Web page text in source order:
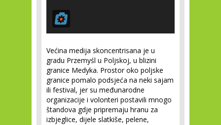
Većina medija skoncentrisana je u
gradu Przemyśl u Poljskoj, u blizini
granice Medyka. Prostor oko poljske
granice pomalo podsjeća na neki sajam
ili festival, jer su međunarodne
organizacije i volonteri postavili mnogo
štandova gdje pripremaju hranu za
izbjeglice, dijele slatkiše, pelene,